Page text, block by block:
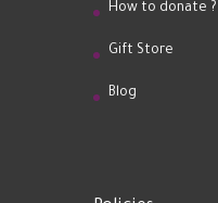
How to donate ?
Gift Store
Blog